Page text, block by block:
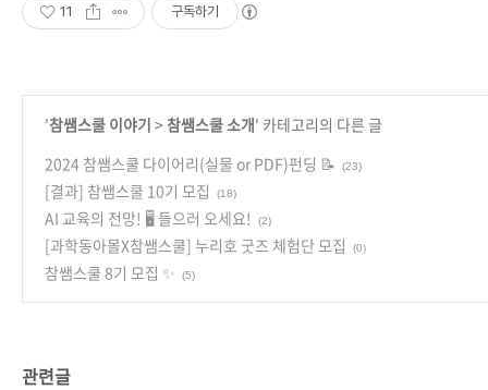
11 구독하기
'참쌤스쿨 이야기 > 참쌤스쿨 소개' 카테고리의 다른 글
2024 참쌤스쿨 다이어리(실물 or PDF)펀딩 📝
(23)
[결과] 참쌤스쿨 10기 모집 (18)
AI 교육의 전망! 🖥️ 들으러 오세요! (2)
[과학동아몰X참쌤스쿨] 누리호 굿즈 체험단 모집 (0)
참쌤스쿨 8기 모집 ✨ (5)
관련글